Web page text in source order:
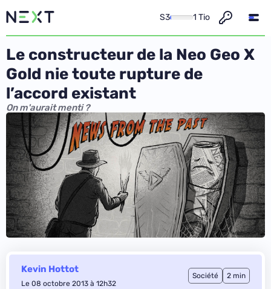
S3 1 Tio
Le constructeur de la Neo Geo X
Gold nie toute rupture de
l’accord existant
On m'aurait menti ?
Kevin Hottot
Le 08 octobre 2013 à 12h32
Société 2 min